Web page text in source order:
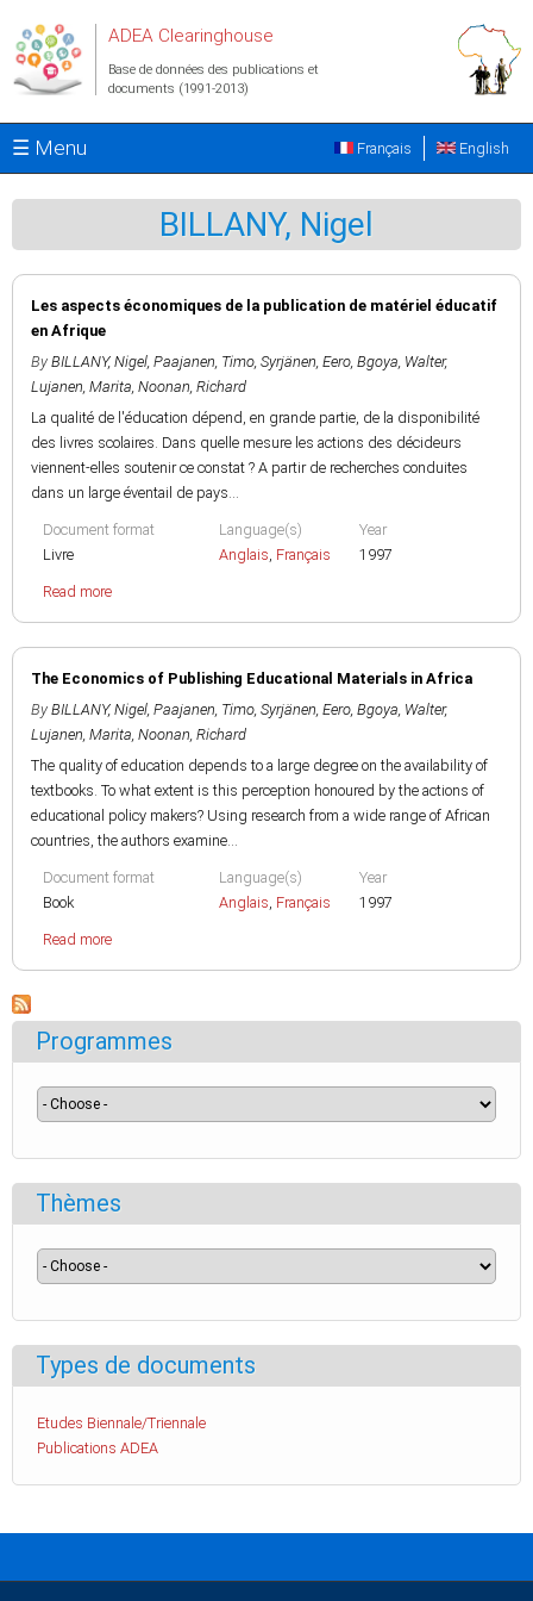
ADEA Clearinghouse
Base de données des publications et
documents (1991-2013)
☰ Menu English
Français
BILLANY, Nigel
Les aspects économiques de la publication de matériel éducatif
en Afrique
By BILLANY, Nigel, Paajanen, Timo, Syrjänen, Eero, Bgoya, Walter,
Lujanen, Marita, Noonan, Richard
La qualité de l'éducation dépend, en grande partie, de la disponibilité
des livres scolaires. Dans quelle mesure les actions des décideurs
viennent-elles soutenir ce constat ? A partir de recherches conduites
dans un large éventail de pays...
Document format
Livre
Language(s)
Anglais, Français
Year
1997
Read more
The Economics of Publishing Educational Materials in Africa
By BILLANY, Nigel, Paajanen, Timo, Syrjänen, Eero, Bgoya, Walter,
Lujanen, Marita, Noonan, Richard
The quality of education depends to a large degree on the availability of
textbooks. To what extent is this perception honoured by the actions of
educational policy makers? Using research from a wide range of African
countries, the authors examine...
Document format
Book
Language(s)
Anglais, Français
Year
1997
Read more
Programmes
Thèmes
Types de documents
Etudes Biennale/Triennale
Publications ADEA